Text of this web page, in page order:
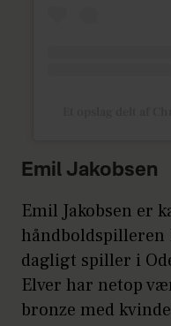
Emil Jakobsen
Emil Jakobsen er
håndboldspilleren
dagligt spiller i
Elver har netop
bronze med